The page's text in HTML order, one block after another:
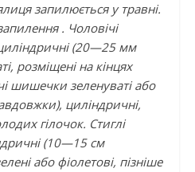
запилюється у травні.
. Чоловічі
(20—25 мм
розміщені на кінцях
шишечки зеленуваті або
циліндричні,
гілочок. Стиглі
(10—15 см
або фіолетові, пізніше